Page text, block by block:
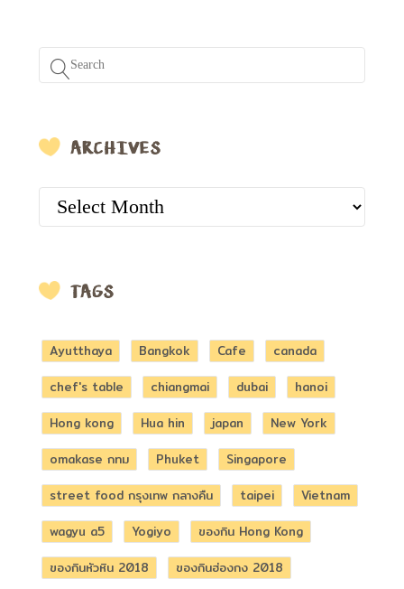
ARCHIVES
TAGS
Ayutthaya Bangkok Cafe
canada
chef's table
chiangmai dubai
hanoi
Hong kong
Hua hin japan
New York
omakase กทม
Phuket
Singapore
street food กรุงเทพ กลางคืน
taipei
Vietnam
wagyu a5
Yogiyo
ของกิน Hong Kong
ของกินหัวหิน 2018
ของกินฮ่องกง 2018